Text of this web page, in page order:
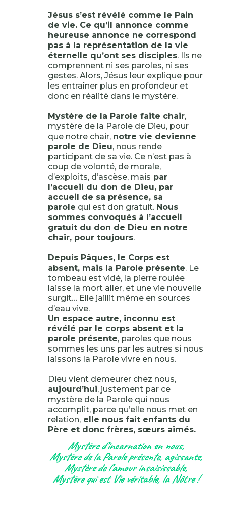
Jésus s’est révélé comme le Pain
de vie. Ce qu’il annonce comme
heureuse annonce ne correspond
pas à la représentation de la vie
éternelle qu’ont ses disciples. Ils ne
comprennent ni ses paroles, ni ses
gestes. Alors, Jésus leur explique pour
les entraîner plus en profondeur et
donc en réalité dans le mystère.
Mystère de la Parole faite chair,
mystère de la Parole de Dieu, pour
que notre chair, notre vie devienne
parole de Dieu, nous rende
participant de sa vie. Ce n’est pas à
coup de volonté, de morale,
d’exploits, d’ascèse, mais par
l’accueil du don de Dieu, par
accueil de sa présence, sa
parole qui est don gratuit. Nous
sommes convoqués à l’accueil
gratuit du don de Dieu en notre
chair, pour toujours.
Depuis Pâques, le Corps est
absent, mais la Parole présente. Le
tombeau est vidé, la pierre roulée
laisse la mort aller, et une vie nouvelle
surgit… Elle jaillit même en sources
d’eau vive.
Un espace autre, inconnu est
révélé par le corps absent et la
parole présente, paroles que nous
sommes les uns par les autres si nous
laissons la Parole vivre en nous.
Dieu vient demeurer chez nous,
aujourd’hui, justement par ce
mystère de la Parole qui nous
accomplit, parce qu’elle nous met en
relation,elle nous fait enfants du
Père et donc frères, sœurs aimés.
Mystère d’incarnation en nous,
Mystère de la Parole présente, agissante,
Mystère de l’amour insaisissable,
Mystère qui est Vie véritable, la Nôtre !